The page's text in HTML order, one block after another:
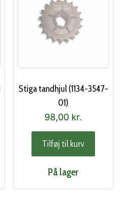
Stiga tandhjul (1134-3547-
01)
98,00 kr.
Tilføj til kurv
På lager